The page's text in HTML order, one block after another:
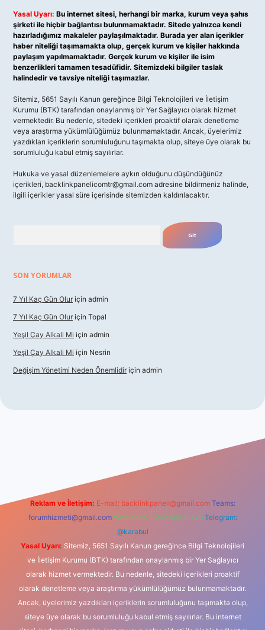
Yasal Uyarı: Bu internet sitesi, herhangi bir marka, kurum veya şahıs
şirketi ile hiçbir bağlantısı bulunmamaktadır. Sitede yalnızca kendi
hazırladığımız makaleler paylaşılmaktadır. Burada yer alan içerikler
haber niteliği taşımamakta olup, gerçek kurum ve kişiler hakkında
paylaşım yapılmamaktadır. Gerçek kurum ve kişiler ile isim
benzerlikleri tamamen tesadüfidir. Sitemizdeki bilgiler taslak
halindedir ve tavsiye niteliği taşımazlar.
Sitemiz, 5651 Sayılı Kanun gereğince Bilgi Teknolojileri ve İletişim
Kurumu (BTK) tarafından onaylanmış bir Yer Sağlayıcı olarak hizmet
vermektedir. Bu nedenle, sitedeki içerikleri proaktif olarak denetleme
veya araştırma yükümlülüğümüz bulunmamaktadır. Ancak, üyelerimiz
yazdıkları içeriklerin sorumluluğunu taşımakta olup, siteye üye olarak bu
sorumluluğu kabul etmiş sayılırlar.
Hukuka ve yasal düzenlemelere aykırı olduğunu düşündüğünüz
içerikleri, backlinkpanelicomtr@gmail.com adresine bildirmeniz halinde,
ilgili içerikler yasal süre içerisinde sitemizden kaldırılacaktır.
SON YORUMLAR
7 Yıl Kaç Gün Olur için admin
7 Yıl Kaç Gün Olur için Topal
Yeşil Çay Alkali Mi için admin
Yeşil Çay Alkali Mi için Nesrin
Değişim Yönetimi Neden Önemlidir için admin
Reklam ve İletişim: E-mail: backlinkpaneli@gmail.com Teams:
forumhizmeti@gmail.com Whatsapp: 0262 606 0 726 Telegram:
@karabul
Yasal Uyarı: Sitemiz, 5651 Sayılı Kanun gereğince Bilgi Teknolojileri
ve İletişim Kurumu (BTK) tarafından onaylanmış bir Yer Sağlayıcı
olarak hizmet vermektedir. Bu nedenle, sitedeki içerikleri proaktif
olarak denetleme veya araştırma yükümlülüğümüz bulunmamaktadır.
Ancak, üyelerimiz yazdıkları içeriklerin sorumluluğunu taşımakta olup,
siteye üye olarak bu sorumluluğu kabul etmiş sayılırlar. Bu internet